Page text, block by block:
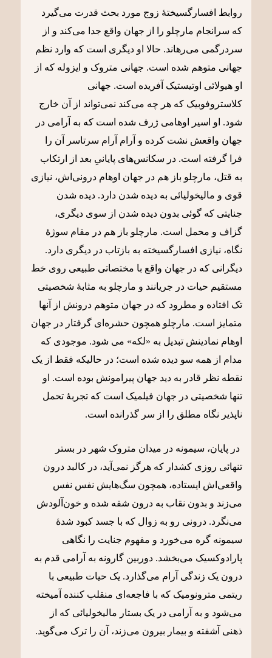
روابط افسارگسیختۀ زوج مورد بحث قدرت می‌گیرد
که سرانجام مارچلو را از جهان واقع جدا می‌کند و از
سردرگمی می‌رهاند. حالا او دیگری است که وارد نظم
جهانی متوهم شده است. جهانی متروک و ایزوله که از
او هیولائی اوتیستیک آفریده است. جهانی
کلاستروفوبیک که هر چه می‌کند نمی‌تواند از آن خارج
شود. او اسیر اوهامی ژرف شده است که به آرامی در
جهان واقعش نشت کرده و آرام آرام سرتاسر آن را
فرا گرفته است. در سکانس‌های پایانیِ بعد از ارتکاب
به قتل، مارچلو باز هم در جهان اوهام درونی‌اش، نیازی
قوی و مالیخولیائی به دیده شدن دارد. دیده شدن
جنایتی که گوئی بدون دیده شدن از سوی دیگری،
گزاف و محمل است. مارچلو باز هم در مقام سوژۀ
نگاه، نیازی افسارگسیخته به بازتاب در دیگری دارد.
دیگرانی که در جهان واقع با مختصاتی طبیعی روی خط
مستقیم حیات در جریانند و مارچلو به مثابۀ شخصیتی
تک افتاده و مطرود که در جهان متوهم درونش از آنها
متمایز است. مارچلو همچون حشره‌ای گرفتار در جهان
اوهام نمادینش تبدیل به «لکه» می شود. موجودی که
مدام از همه سو دیده شده است؛ در حالیکه فقط از یک
نقطه نظر قادر به دید جهان پیرامونش بوده است. او
تنها شخصیتی در جهان فیلمیک است که تجربۀ تحمل
ناپذیر نگاه مطلق را از سر گذرانده است.
در پایان، سیمونه در میدان متروک شهر در بستر
تنهائی روزی کشدار که هرگز نمی‌آید، در کالبد درون
واقعی‌اش ایستاده، همچون سگ‌هایش نفس نفس
می‌زند و بدون نقاب به درون شقه شده و خون‌آلودش
می‌نگرد. درونی رو به زوال که با جسد کبود شدۀ
سیمونه گره می‌خورد و مفهوم جنایت را نگاهی
پارادوکسیک می‌بخشد. دوربین گارونه به آرامی قدم به
درون یک زندگی آرام می‌گذارد. یک حیات طبیعی با
ریتمی مترونومیک که با فاجعه‌ای منقلب کننده آمیخته
می‌شود و به آرامی در یک بستار مالیخولیائی که از
ذهنی آشفته و بیمار بیرون می‌زند، آن را ترک می‌گوید.